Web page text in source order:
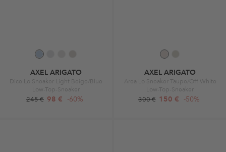
AXEL ARIGATO
Dice Lo Sneaker Light Beige/Blue
Low-Top-Sneaker
245 € 98 € -60%
AXEL ARIGATO
Area Lo Sneaker Taupe/Off White
Low-Top-Sneaker
300 € 150 € -50%